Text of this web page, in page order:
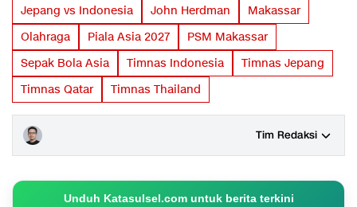
Jepang vs Indonesia
John Herdman
Makassar
Olahraga
Piala Asia 2027
PSM Makassar
Sepak Bola Asia
Timnas Indonesia
Timnas Jepang
Timnas Qatar
Timnas Thailand
Tim Redaksi
Unduh Katasulsel.com untuk berita terkini